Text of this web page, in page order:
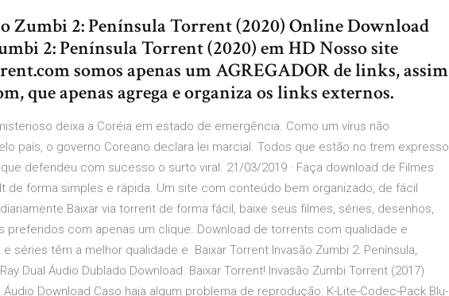
Zumbi 2: Península Torrent (2020) Online Download
2: Península Torrent (2020) em HD Nosso site
somos apenas um AGREGADOR de links, assim
que apenas agrega e organiza os links externos.
deixa a Coréia em estado de emergência. Como um vírus não
país, o governo Coreano declara lei marcial. Todos que estão no trem expresso
defendeu com sucesso o surto viral. 21/03/2019 · Faça download de Filmes
de forma simples e rápida. Um site com conteúdo bem organizado, de fácil
via torrent de forma fácil, baixe seus filmes, séries, desenhos,
preferidos com apenas um clique. Download de torrents com qualidade e
séries têm a melhor qualidade e ️ Baixar Torrent Invasão Zumbi 2: Península,
Dual Áudio Dublado Download. Baixar Torrent! Invasão Zumbi Torrent (2017)
Áudio Download Caso haja algum problema de reprodução: K-Lite-Codec-Pack Blu-